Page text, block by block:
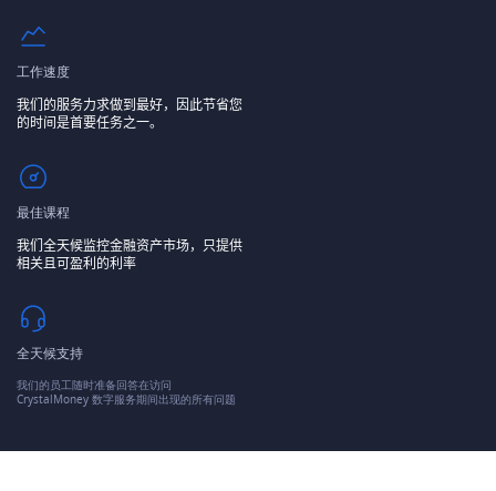
工作速度
我们的服务力求做到最好，因此节省您
的时间是首要任务之一。
最佳课程
我们全天候监控金融资产市场，只提供
相关且可盈利的利率
全天候支持
我们的员工随时准备回答在访问
CrystalMoney 数字服务期间出现的所有问题